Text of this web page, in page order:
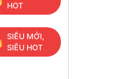
HOT
SIÊU MỚI,
SIÊU HOT